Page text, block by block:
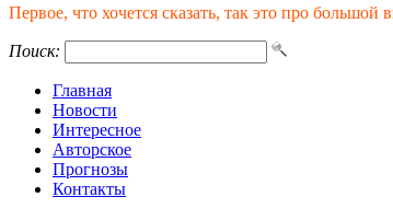
Первое, что хочется сказать, так это про
Поиск:
Главная
Новости
Интересное
Авторское
Прогнозы
Контакты